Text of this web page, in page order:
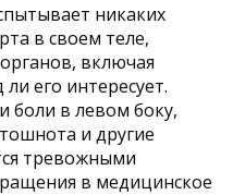
никаких
в своем теле,
включая
его интересует.
боли в левом боку,
и другие
тревожными
в медицинское